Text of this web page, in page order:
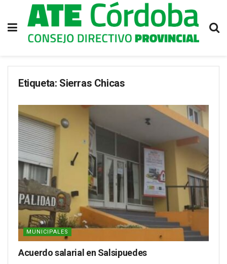
Etiqueta: Sierras Chicas
MUNICIPALES
Acuerdo salarial en Salsipuedes